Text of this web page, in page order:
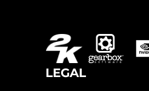
LEGAL